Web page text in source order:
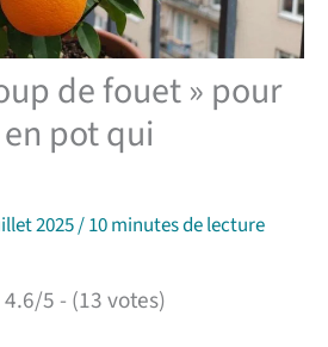
de fouet » pour
pot qui
2025/10 minutes de lecture
4.6/5 - (13 votes)